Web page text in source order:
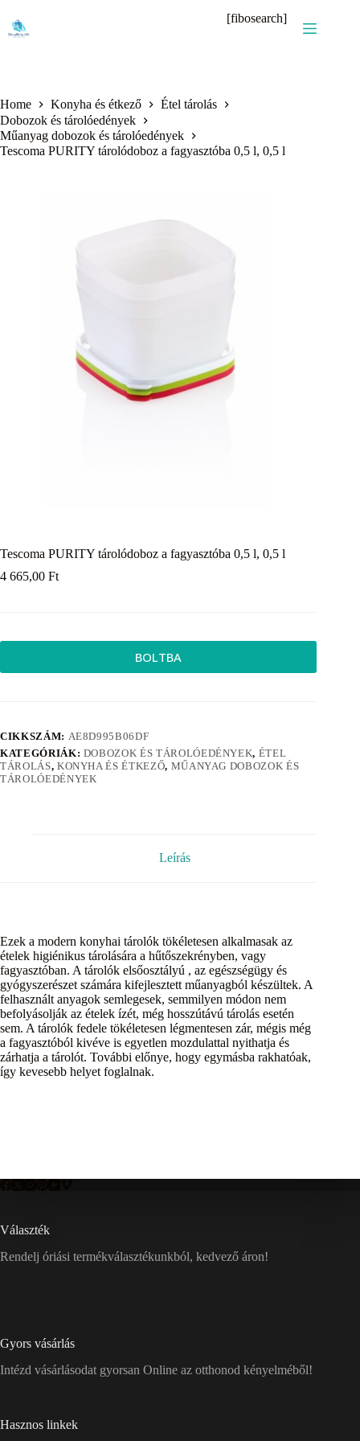
content
[fibosearch]
Home Konyha és étkező
Étel tárolás
Dobozok és tárolóedények
Műanyag dobozok és tárolóedények
Tescoma PURITY tárolódoboz a fagyasztóba 0,5 l, 0,5 l
Tescoma PURITY tárolódoboz a fagyasztóba 0,5 l, 0,5 l
4 665,00 Ft
BOLTBA
CIKKSZÁM: AE8D995B06DF
KATEGÓRIÁK: DOBOZOK ÉS TÁROLÓEDÉNYEK, ÉTEL
TÁROLÁS, KONYHA ÉS ÉTKEZŐ, MŰANYAG DOBOZOK ÉS
TÁROLÓEDÉNYEK
Leírás
Ezek a modern konyhai tárolók tökéletesen alkalmasak az
ételek higiénikus tárolására a hűtőszekrényben, vagy
fagyasztóban. A tárolók elsőosztályú , az egészségügy és
gyógyszerészet számára kifejlesztett műanyagból készültek. A
felhasznált anyagok semlegesek, semmilyen módon nem
befolyásolják az ételek ízét, még hosszútávú tárolás esetén
sem. A tárolók fedele tökéletesen légmentesen zár, mégis még
a fagyasztóból kivéve is egyetlen mozdulattal nyithatja és
zárhatja a tárolót. További előnye, hogy egymásba rakhatóak,
így kevesebb helyet foglalnak.
Választék
Rendelj óriási termékválasztékunkból, kedvező áron!
Gyors vásárlás
Intézd vásárlásodat gyorsan Online az otthonod kényelméből!
Hasznos linkek